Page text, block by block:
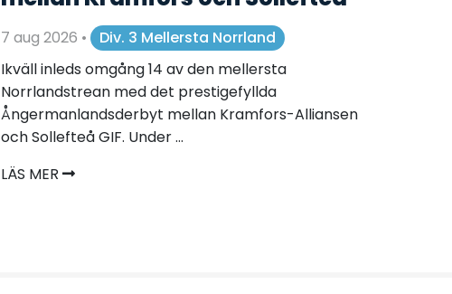
7 aug 2026 •
Div. 3 Mellersta Norrland
Ikväll inleds omgång 14 av den mellersta
Norrlandstrean med det prestigefyllda
Ångermanlandsderbyt mellan Kramfors-Alliansen
och Sollefteå GIF. Under ...
LÄS MER